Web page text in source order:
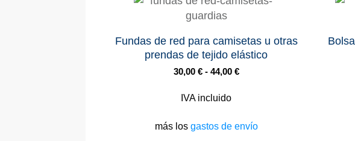
Fundas de red para camisetas u otras
prendas de tejido elástico
30,00 €- 44,00 €
IVA incluido
más los gastos de envío